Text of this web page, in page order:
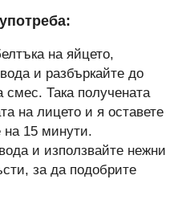
на яйцето,
и разбъркайте до
смес. Така получената
на лицето и я оставете
на 15 минути.
и използвайте нежни
за да подобрите